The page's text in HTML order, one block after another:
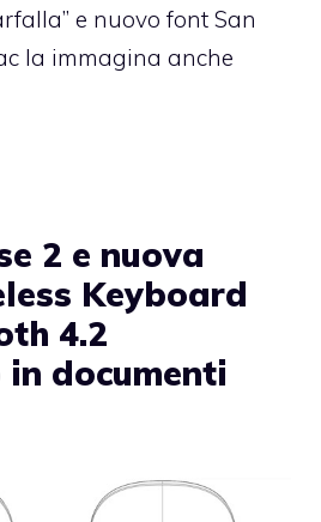
e nuovo font San
la immagina anche
2 e nuova
Keyboard
4.2
documenti